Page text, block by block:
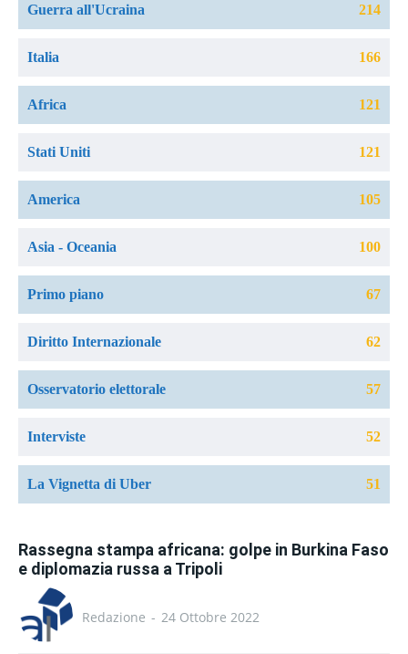
Guerra all'Ucraina 214
Italia 166
Africa 121
Stati Uniti 121
America 105
Asia - Oceania 100
Primo piano 67
Diritto Internazionale 62
Osservatorio elettorale 57
Interviste 52
La Vignetta di Uber 51
Rassegna stampa africana: golpe in Burkina Faso
e diplomazia russa a Tripoli
Redazione - 24 Ottobre 2022